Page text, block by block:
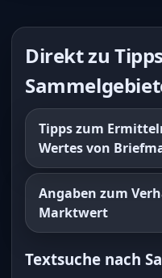
Direkt zu
Tipps zum
Wertes von
Angaben zum
Marktwert
Textsuche nach